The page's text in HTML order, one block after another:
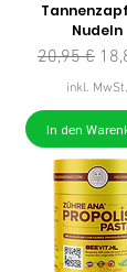
Nudeln
20,95 €
inkl. MwSt.
In den